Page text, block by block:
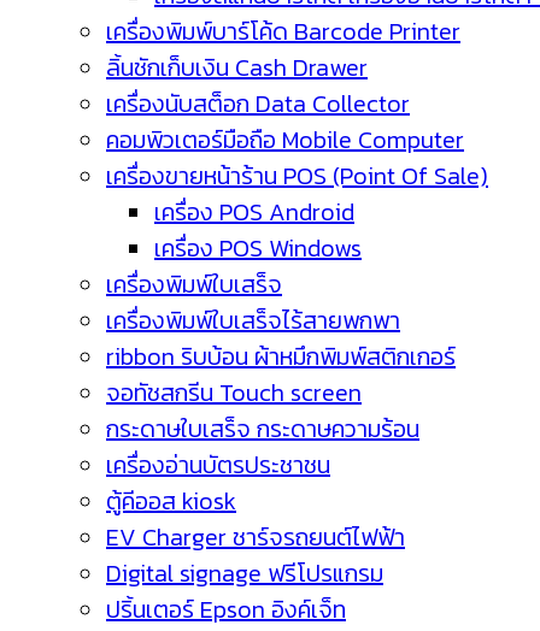
เครื่องพิมพ์บาร์โค้ด Barcode Printer
ลิ้นชักเก็บเงิน Cash Drawer
เครื่องนับสต็อก Data Collector
คอมพิวเตอร์มือถือ Mobile Computer
เครื่องขายหน้าร้าน POS (Point Of Sale)
เครื่อง POS Android
เครื่อง POS Windows
เครื่องพิมพ์ใบเสร็จ
เครื่องพิมพ์ใบเสร็จไร้สายพกพา
ribbon ริบบ้อน ผ้าหมึกพิมพ์สติกเกอร์
จอทัชสกรีน Touch screen
กระดาษใบเสร็จ กระดาษความร้อน
เครื่องอ่านบัตรประชาชน
ตู้คีออส kiosk
EV Charger ชาร์จรถยนต์ไฟฟ้า
Digital signage ฟรีโปรแกรม
ปริ้นเตอร์ Epson อิงค์เจ็ท